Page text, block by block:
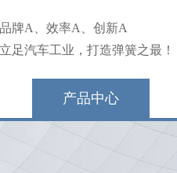
品牌A、效率A、创新A
立足汽车工业，打造弹簧之最！
产品中心